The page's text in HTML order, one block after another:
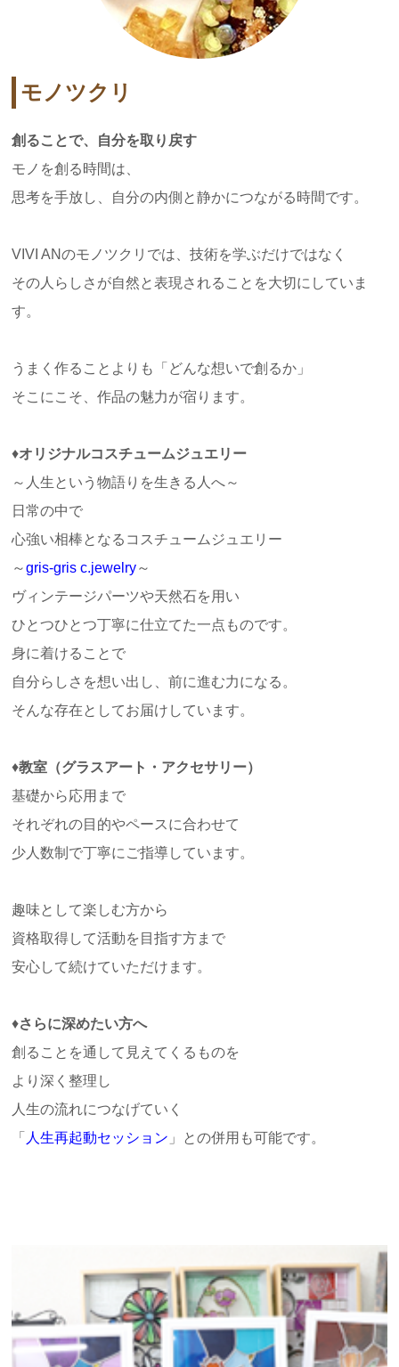
モノツクリ
創ることで、自分を取り戻す
モノを創る時間は、
思考を手放し、自分の内側と静かにつながる時間です。
VIVI ANのモノツクリでは、技術を学ぶだけではなく
その人らしさが自然と表現されることを大切にしていま
す。
うまく作ることよりも「どんな想いで創るか」
そこにこそ、作品の魅力が宿ります。
♦オリジナルコスチュームジュエリー
～人生という物語りを生きる人へ～
日常の中で
心強い相棒となるコスチュームジュエリー
～gris-gris c.jewelry～
ヴィンテージパーツや天然石を用い
ひとつひとつ丁寧に仕立てた一点ものです。
身に着けることで
自分らしさを想い出し、前に進む力になる。
そんな存在としてお届けしています。
♦教室（グラスアート・アクセサリー）
基礎から応用まで
それぞれの目的やペースに合わせて
少人数制で丁寧にご指導しています。
趣味として楽しむ方から
資格取得して活動を目指す方まで
安心して続けていただけます。
♦さらに深めたい方へ
創ることを通して見えてくるものを
より深く整理し
人生の流れにつなげていく
「 人生再起動セッション 」との併用も可能です。